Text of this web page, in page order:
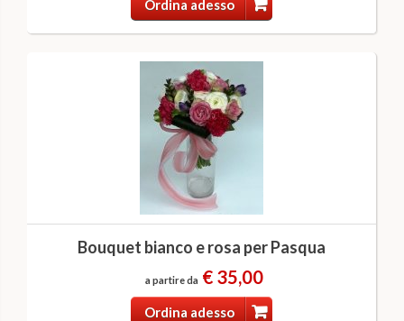
Ordina adesso
Bouquet bianco e rosa per Pasqua
a partire da € 35,00
Ordina adesso